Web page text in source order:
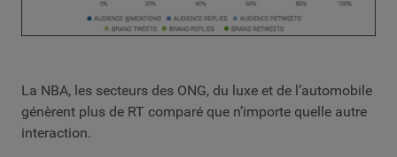
La NBA, les secteurs des ONG, du luxe et de l’automobile
génèrent plus de RT comparé que n’importe quelle autre
interaction.